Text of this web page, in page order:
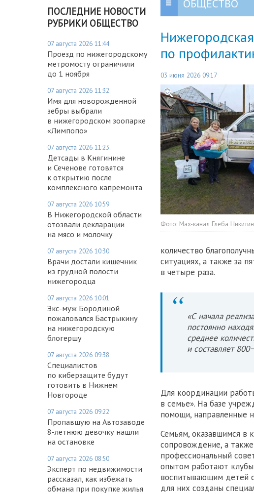
ПОСЛЕДНИЕ НОВОСТИ
РУБРИКИ ОБЩЕСТВО
07 августа 2026 11:44
Проезд по нижегородскому
метромосту ограничили
до 1 ноября
07 августа 2026 11:32
Имя для новорожденной
зебры выбрали
в нижегородском зоопарке
«Лимпопо»
07 августа 2026 11:23
Детсады в Княгинине
и Сеченове готовятся
к открытию после
комплексного капремонта
07 августа 2026 10:59
В Нижегородской области
отозвали декларации
на мясо и молочку
07 августа 2026 10:30
Врачи достали кишечник
из грудной полости
нижегородца
07 августа 2026 10:01
Экс-муж Бородиной
пожаловался Бастрыкину
на нижегородскую
блогершу
07 августа 2026 09:38
Специалистов
по киберзащите будут
готовить в Нижнем
Новгороде
07 августа 2026 09:22
Пропавшую на Автозаводе
8-летнюю девочку нашли
на остановке
07 августа 2026 08:50
Эксперт по недвижимости
рассказал, как избежать
обмана при покупке жилья
ОБЩЕСТВО
по
03 июня 2026 09:17
Фото: Max-канал Глеба
количество
ситуациях, а также за
в четыре раза.
«С начала
постоянно
среднее
и составляет
Для координации
в семье». На базе
помощи, направленные
Семьям, оказавшимся в
сопровождение, а
профессиональный
опытом работают клубы
воспитывающим детей
для них созданы